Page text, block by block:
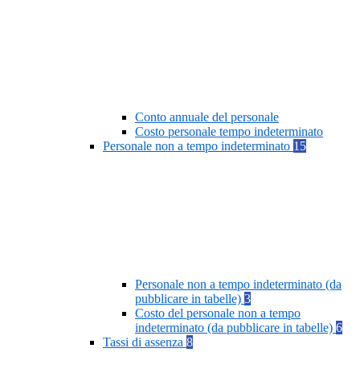
Conto annuale del personale
Costo personale tempo indeterminato
Personale non a tempo indeterminato 15
Personale non a tempo indeterminato (da
pubblicare in tabelle) 3
Costo del personale non a tempo
indeterminato (da pubblicare in tabelle) 6
Tassi di assenza 8